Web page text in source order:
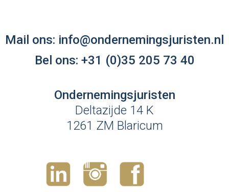
Mail ons: info@ondernemingsjuristen.nl
Bel ons: +31 (0)35 205 73 40
Ondernemingsjuristen
Deltazijde 14 K
1261 ZM Blaricum